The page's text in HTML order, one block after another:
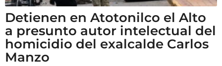
Detienen en Atotonilco el Alto
a presunto autor intelectual del
homicidio del exalcalde Carlos
Manzo